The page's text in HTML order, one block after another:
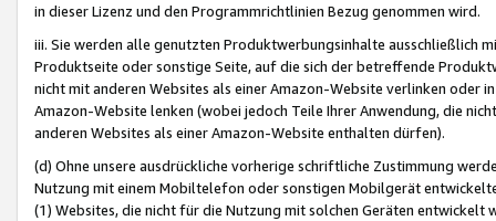
in dieser Lizenz und den Programmrichtlinien Bezug genommen wird.
iii. Sie werden alle genutzten Produktwerbungsinhalte ausschließlich
Produktseite oder sonstige Seite, auf die sich der betreffende
nicht mit anderen Websites als einer Amazon-Website verlinken oder
Amazon-Website lenken (wobei jedoch Teile Ihrer Anwendung, die
anderen Websites als einer Amazon-Website enthalten dürfen).
(d) Ohne unsere ausdrückliche vorherige schriftliche Zustimmung
Nutzung mit einem Mobiltelefon oder sonstigen Mobilgerät
(1) Websites, die nicht für die Nutzung mit solchen Geräten